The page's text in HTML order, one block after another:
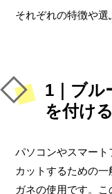
それぞれの特徴や選
1｜ブル
を付ける
パソコンやスマー
カットするための
ガネの使用です。